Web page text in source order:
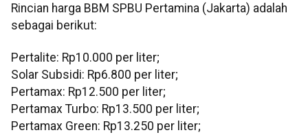
Rincian harga BBM SPBU Pertamina (Jakarta) adalah
sebagai berikut:
Pertalite: Rp10.000 per liter;
Solar Subsidi: Rp6.800 per liter;
Pertamax: Rp12.500 per liter;
Pertamax Turbo: Rp13.500 per liter;
Pertamax Green: Rp13.250 per liter;